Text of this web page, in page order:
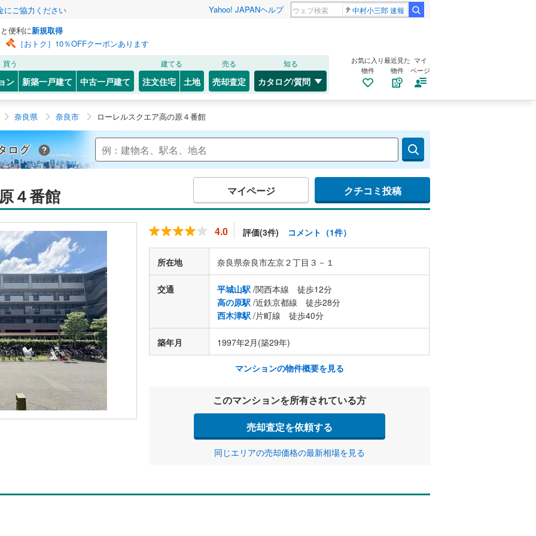
にご協力ください Yahoo! JAPANヘルプ 中村小三郎 速報
便利に新規取得
［おトク］10％OFFクーポンあります
買う
ン 新築一戸建て 中古一戸建て
建てる
注文住宅 土地
売る
売却査定
知る
カタログ/質問
お気に入り
物件
最近見た
物件
マイ
ページ
奈良県 奈良市 ローレルスクエア高の原４番館
Yahoo!不動産 マンションカタログ
４番館 マイページ クチコミ投稿
4.0 評価(3件) コメント（1件）
所在地 奈良県奈良市左京２丁目３－１
交通 平城山駅 /関西本線 徒歩12分
高の原駅 /近鉄京都線 徒歩28分
西木津駅 /片町線 徒歩40分
築年月 1997年2月(築29年)
マンションの物件概要を見る
このマンションを所有されている方
売却査定を依頼する
同じエリアの売却価格の最新相場を見る